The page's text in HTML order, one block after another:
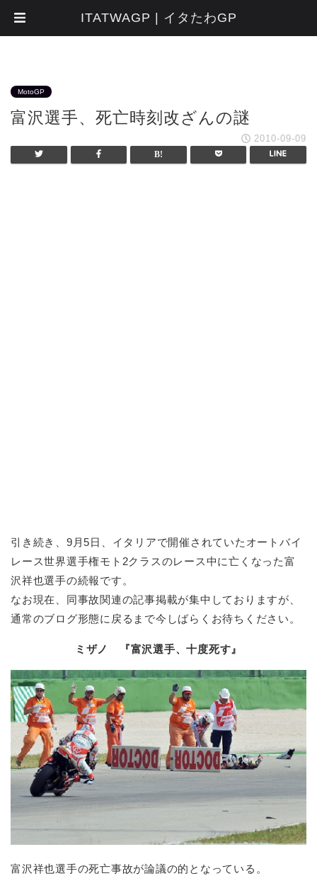
MotoGP
富沢選手、死亡時刻改ざんの謎
2010-09-09
引き続き、9月5日、イタリアで開催されていたオートバイ
レース世界選手権モト2クラスのレース中に亡くなった富
沢祥也選手の続報です。
なお現在、同事故関連の記事掲載が集中しておりますが、
通常のブログ形態に戻るまで今しばらくお待ちください。
ミザノ 『富沢選手、十度死す』
富沢祥也選手の死亡事故が論議の的となっている。
ITATWAGP | イタたわGP